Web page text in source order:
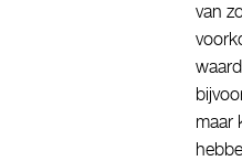
van
maar